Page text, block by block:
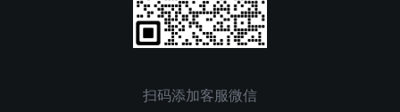
扫码添加客服微信